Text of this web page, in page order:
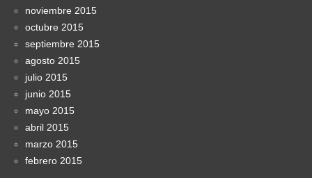
noviembre 2015
octubre 2015
septiembre 2015
agosto 2015
julio 2015
junio 2015
mayo 2015
abril 2015
marzo 2015
febrero 2015